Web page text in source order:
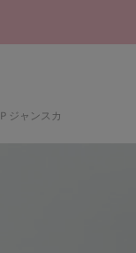
ジャンスカ